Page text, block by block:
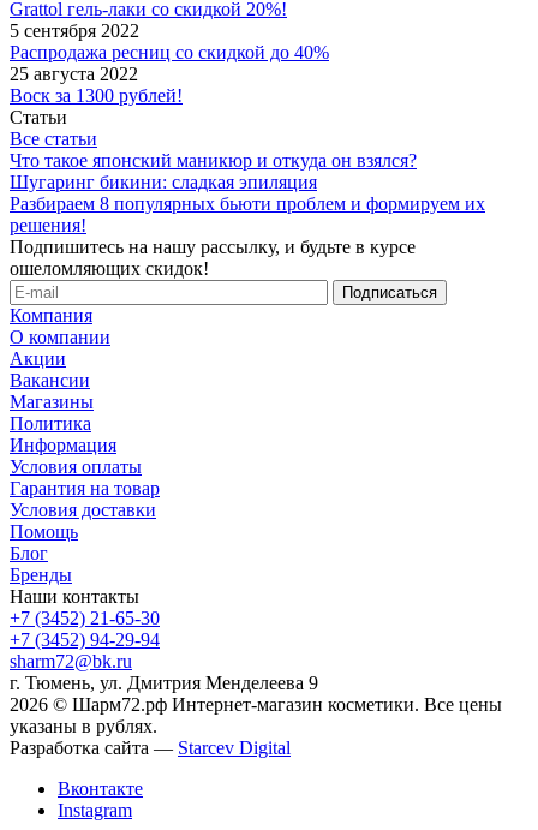
Grattol гель-лаки со скидкой 20%!
5 сентября 2022
Распродажа ресниц со скидкой до 40%
25 августа 2022
Воск за 1300 рублей!
Статьи
Все статьи
Что такое японский маникюр и откуда он взялся?
Шугаринг бикини: сладкая эпиляция
Разбираем 8 популярных бьюти проблем и формируем их
решения!
Подпишитесь на нашу рассылку, и будьте в курсе
ошеломляющих скидок!
Компания
О компании
Акции
Вакансии
Магазины
Политика
Информация
Условия оплаты
Гарантия на товар
Условия доставки
Помощь
Блог
Бренды
Наши контакты
+7 (3452) 21-65-30
+7 (3452) 94-29-94
sharm72@bk.ru
г. Тюмень, ул. Дмитрия Менделеева 9
2026 © Шарм72.рф Интернет-магазин косметики. Все цены
указаны в рублях.
Разработка сайта — Starcev Digital
Вконтакте
Instagram